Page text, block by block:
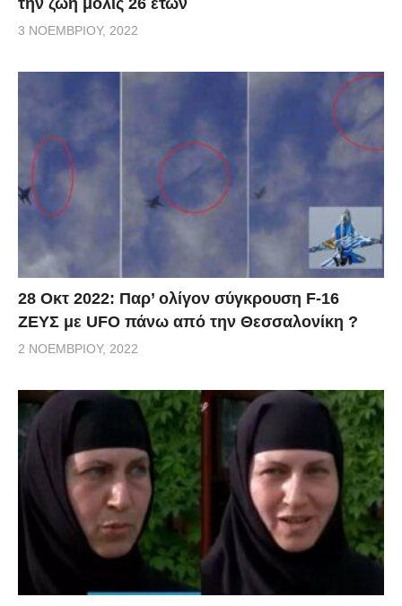
την ζωή μόλις 26 ετών
3 ΝΟΕΜΒΡΊΟΥ, 2022
28 Οκτ 2022: Παρ’ ολίγον σύγκρουση F-16
ΖΕΥΣ με UFO πάνω από την Θεσσαλονίκη ?
2 ΝΟΕΜΒΡΊΟΥ, 2022